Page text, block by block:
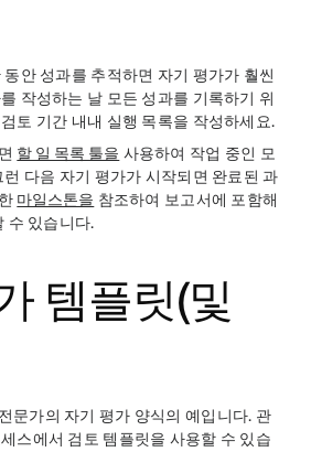
안 성과를 추적하면 자기 평가가 훨씬
작성하는 날 모든 성과를 기록하기 위
토 기간 내내 실행 목록을 작성하세요.
할 일 목록 툴을 사용하여 작업 중인 모
다음 자기 평가가 시작되면 완료된 과
마일스톤을 참조하여 보고서에 포함해
수 있습니다.
템플릿(및
문가의 자기 평가 양식의 예입니다. 관
스에서 검토 템플릿을 사용할 수 있습